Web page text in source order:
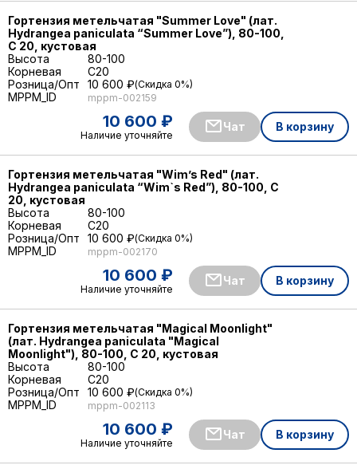
Гортензия метельчатая "Summer Love" (лат.
Hydrangea paniculata “Summer Love”), 80-100,
С 20, кустовая
Высота
80-100
Корневая
C20
Розница/Опт
10 600 ₽ Скидка 0%
10 600 ₽
Наличие уточняйте
Чат В корзину
MPPM_ID mppm-002159
Гортензия метельчатая "Wim’s Red" (лат.
Hydrangea paniculata “Wim`s Red”), 80-100, С
20, кустовая
Высота
80-100
Корневая
C20
Розница/Опт
10 600 ₽ Скидка 0%
10 600 ₽
Наличие уточняйте
Чат В корзину
MPPM_ID mppm-002170
Гортензия метельчатая "Magical Moonlight"
(лат. Hydrangea paniculata "Magical
Moonlight"), 80-100, С 20, кустовая
Высота
80-100
Корневая
C20
Розница/Опт
10 600 ₽ Скидка 0%
10 600 ₽
Наличие уточняйте
Чат В корзину
MPPM_ID mppm-002113